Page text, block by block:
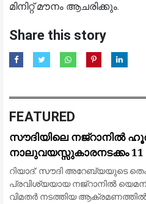
മിനിറ്റ് മൗനം ആചരിക്കും.
Share this story
FEATURED
സൗദിയിലെ നജ്‌റാനിൽ
നാലുവയസ്സുകാരനടക്കം 11
റിയാദ്: സൗദി അറേബ്യയുടെ
പ്രവിശ്യയായ നജ്‌റാനിൽ
വിമതർ നടത്തിയ